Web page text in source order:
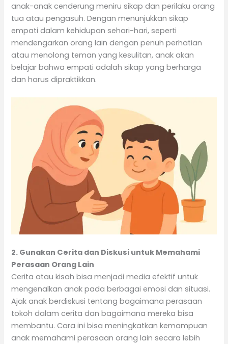
anak-anak cenderung meniru sikap dan perilaku orang
tua atau pengasuh. Dengan menunjukkan sikap
empati dalam kehidupan sehari-hari, seperti
mendengarkan orang lain dengan penuh perhatian
atau menolong teman yang kesulitan, anak akan
belajar bahwa empati adalah sikap yang berharga
dan harus dipraktikkan.
2. Gunakan Cerita dan Diskusi untuk Memahami
Perasaan Orang Lain
Cerita atau kisah bisa menjadi media efektif untuk
mengenalkan anak pada berbagai emosi dan situasi.
Ajak anak berdiskusi tentang bagaimana perasaan
tokoh dalam cerita dan bagaimana mereka bisa
membantu. Cara ini bisa meningkatkan kemampuan
anak memahami perasaan orang lain secara lebih